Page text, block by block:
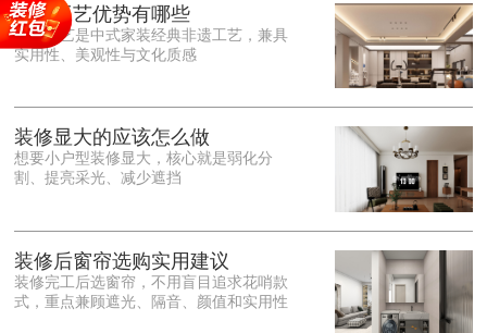
大气，意境悠远，自带东方中式雅致韵
味，耐看且不易过时。<o:p></o:p> 在工
艺品质上，徽派工艺遵循古法匠心工序，
保耐用，抗风化、耐腐蚀，使用
徽派工艺优势有哪些
徽派工艺是中式家装经典非遗工艺，兼具
实用性、美观性与文化质感
装修显大的应该怎么做
想要小户型装修显大，核心就是弱化分
割、提亮采光、减少遮挡
装修后窗帘选购实用建议
装修完工后选窗帘，不用盲目追求花哨款
式，重点兼顾遮光、隔音、颜值和实用性